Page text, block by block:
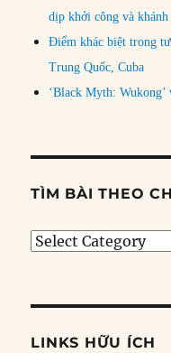
dịp khởi công và
Điểm khác biệt trong
Trung Quốc, Cuba
‘Black Myth:
TÌM BÀI THEO
Tìm
đề
LINKS HỮU ÍCH